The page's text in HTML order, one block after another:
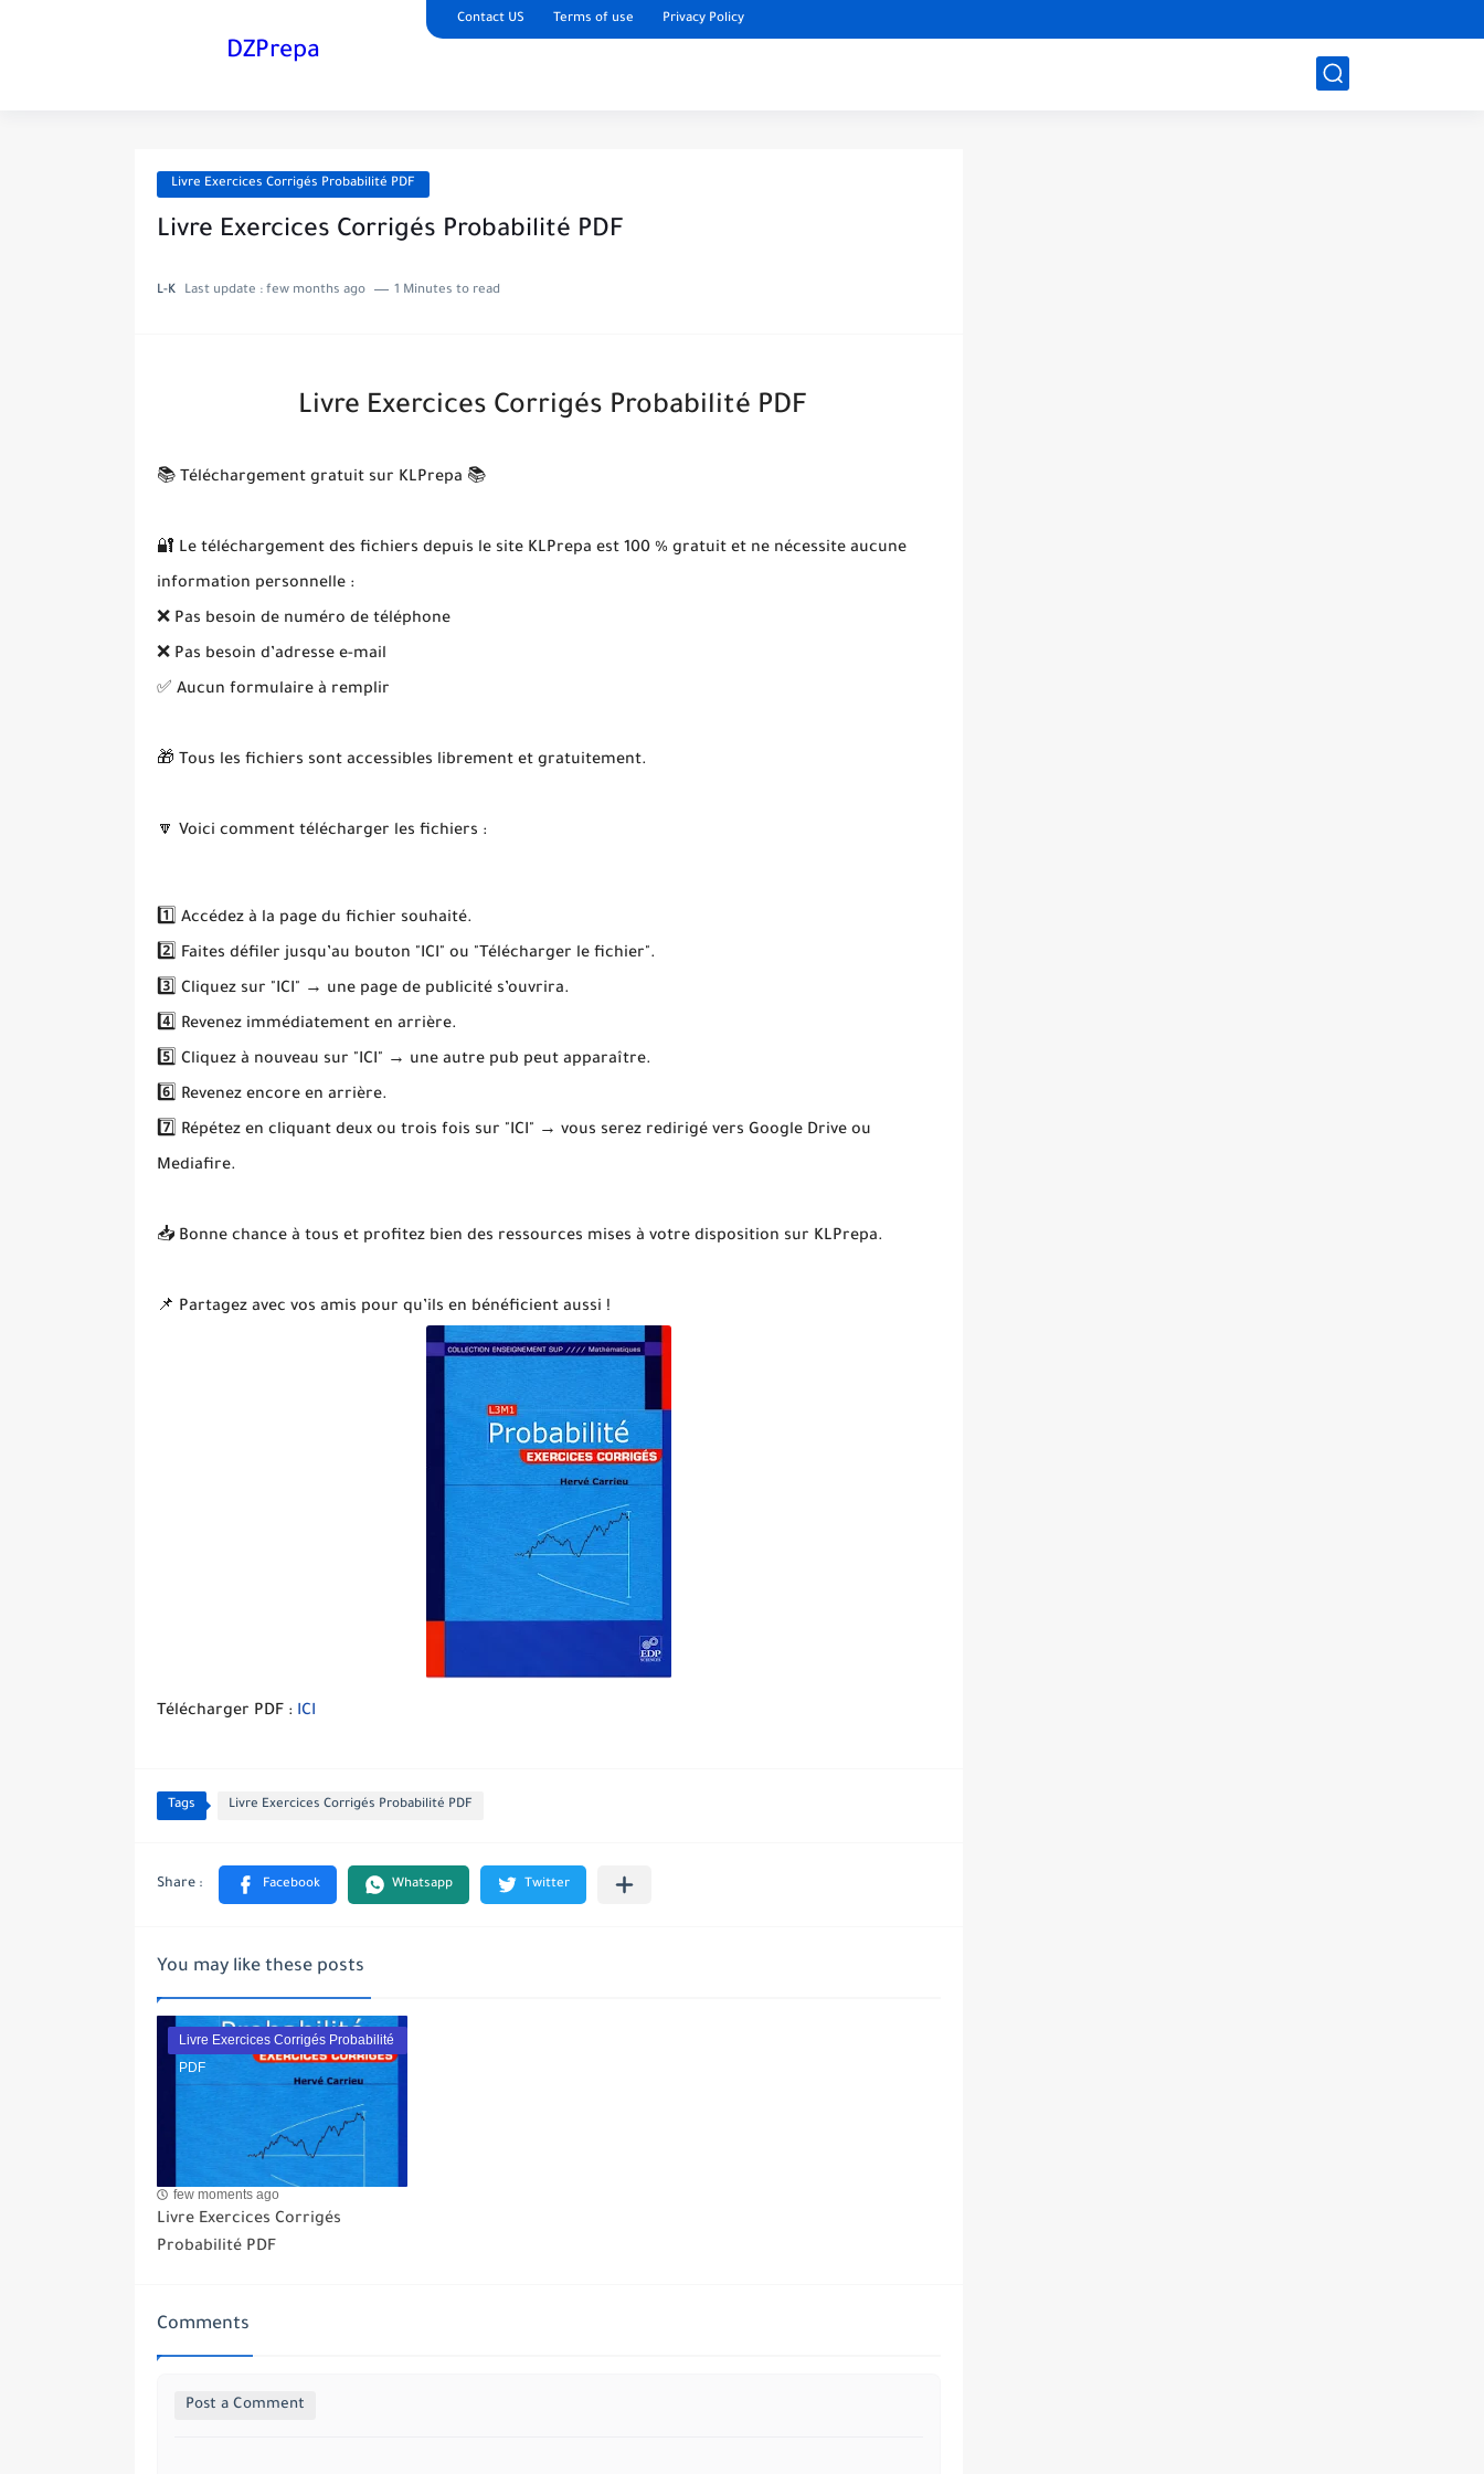
Contact US Terms of use Privacy Policy
DZPrepa
Livre Exercices Corrigés Probabilité PDF
Livre Exercices Corrigés Probabilité PDF
L-K Last update : few months ago 1 Minutes to read
Livre Exercices Corrigés Probabilité PDF
📚 Téléchargement gratuit sur KLPrepa 📚
🔐 Le téléchargement des fichiers depuis le site KLPrepa est 100 % gratuit et ne nécessite aucune
information personnelle :
❌ Pas besoin de numéro de téléphone
❌ Pas besoin d’adresse e-mail
✅ Aucun formulaire à remplir
🎁 Tous les fichiers sont accessibles librement et gratuitement.
🔽 Voici comment télécharger les fichiers :
1️⃣ Accédez à la page du fichier souhaité.
2️⃣ Faites défiler jusqu’au bouton "ICI" ou "Télécharger le fichier".
3️⃣ Cliquez sur "ICI" → une page de publicité s’ouvrira.
4️⃣ Revenez immédiatement en arrière.
5️⃣ Cliquez à nouveau sur "ICI" → une autre pub peut apparaître.
6️⃣ Revenez encore en arrière.
7️⃣ Répétez en cliquant deux ou trois fois sur "ICI" → vous serez redirigé vers Google Drive ou
Mediafire.
📥 Bonne chance à tous et profitez bien des ressources mises à votre disposition sur KLPrepa.
📌 Partagez avec vos amis pour qu’ils en bénéficient aussi !
Télécharger PDF : ICI
Tags Livre Exercices Corrigés Probabilité PDF
You may like these posts
Livre Exercices Corrigés Probabilité
PDF
few moments ago
Livre Exercices Corrigés
Probabilité PDF
Comments
Post a Comment